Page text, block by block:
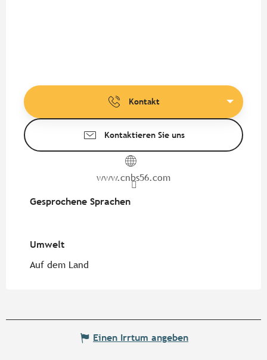
Kontakt
Kontaktieren Sie uns
www.cnbs56.com
Gesprochene Sprachen
Gesprochene Sprachen
Umwelt
Umwelt
Auf dem Land
Einen Irrtum angeben